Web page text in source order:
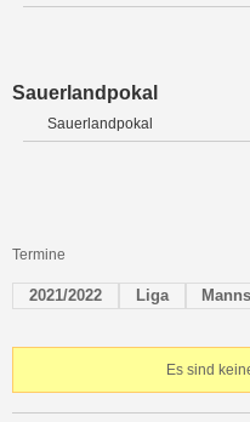
Sauerlandpokal
Sauerlandpokal
Termine
2021/2022 Liga
Es sind